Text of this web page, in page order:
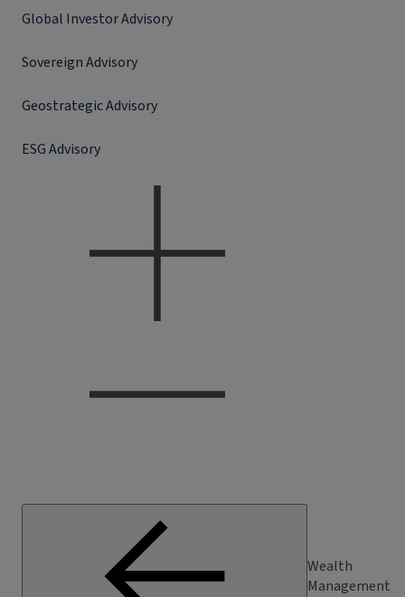
Global Investor Advisory
Sovereign Advisory
Geostrategic Advisory
ESG Advisory
Wealth
Management